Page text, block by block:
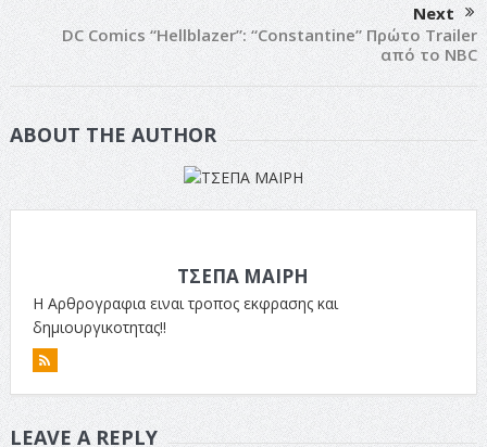
Next
DC Comics “Hellblazer”: “Constantine” Πρώτο Trailer
από το NBC
ABOUT THE AUTHOR
ΤΣΕΠΑ ΜΑΙΡΗ
Η Αρθρογραφια ειναι τροπος εκφρασης και
δημιουργικοτητας!!
LEAVE A REPLY